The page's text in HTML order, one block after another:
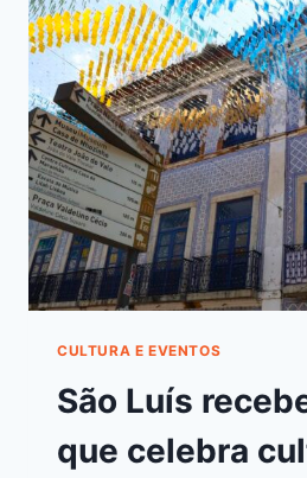
CULTURA E EVENTOS
São Luís
que celebra